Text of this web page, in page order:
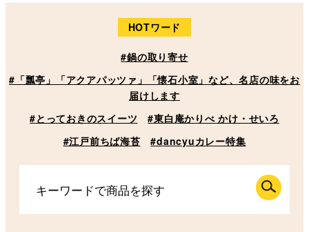
HOTワード
#鍋の取り寄せ
#「瓢亭」「アクアパッツァ」「懐石小室」など、名店の味をお
届けします
#とっておきのスイーツ
#東白庵かりべ かけ・せいろ
#江戸前ちば海苔
#dancyuカレー特集